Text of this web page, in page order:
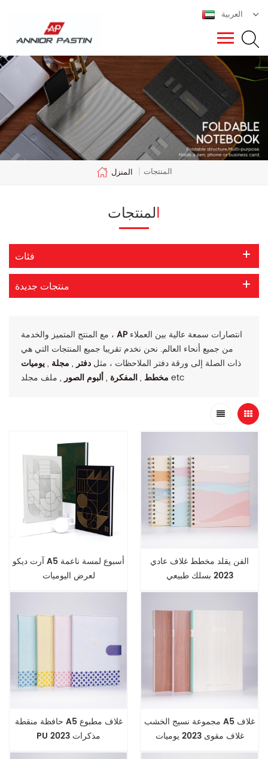
العربية
المنزل | المنتجات
المنتجات
فئات
منتجات جديدة
مع المنتج المتميز والخدمة ، AP
من جميع أنحاء العالم. نحن نخدم تقريبا جميع المنتجات التي هي
ذات الصلة إلى ورقة دفتر الملاحظات ، مثل دفتر, مجلة ,يوميات
مخطط ,المفكرة ,ألبوم الصور , ملف مجلد etc
آرت ديكو A5 أسبوع لمسة ناعمة
لعرض اليوميات
الفن يقلد مخطط غلاف عادي
2023 بسلك طبيعي
حافظة منقطة A5 غلاف مطبوع
PU 2023 مذكرات
مجموعة نسيج الخشب A5 غلاف
غلاف مقوى 2023 يوميات